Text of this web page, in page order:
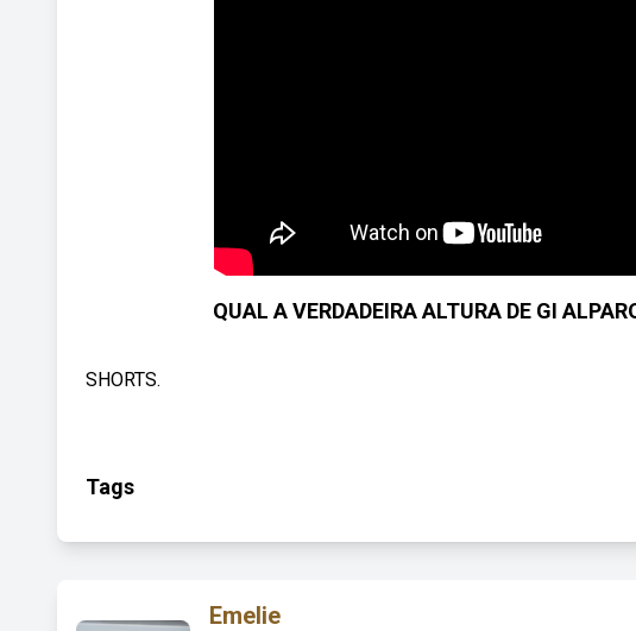
QUAL A VERDADEIRA ALTURA DE GI
SHORTS.
Tags
Emelie